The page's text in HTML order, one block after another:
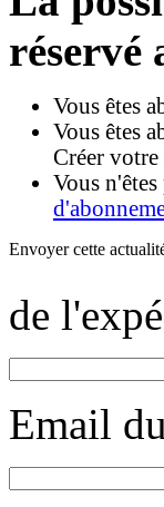
réservé
Vous êtes
Vous êtes
Créer votre
Vous n'êtes
Envoyer cette
de
Email